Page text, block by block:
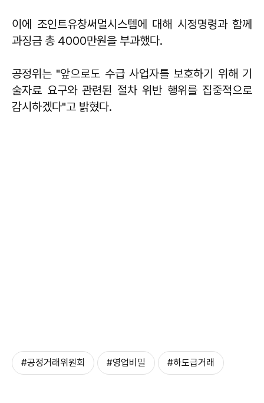
이에 조인트유창써멀시스템에 대해 시정명령과 함께
과징금 총 4000만원을 부과했다.
공정위는 "앞으로도 수급 사업자를 보호하기 위해 기
술자료 요구와 관련된 절차 위반 행위를 집중적으로
감시하겠다"고 밝혔다.
#공정거래위원회 #영업비밀 #하도급거래